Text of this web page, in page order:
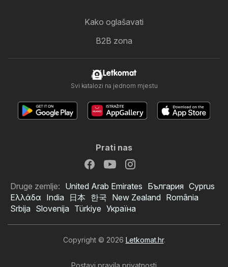
Kako oglašavati
B2B zona
Letkomat
Svi katalozi na jednom mjestu
Prati nas
Druge zemlje: United Arab Emirates България Cyprus
Ελλάδα India 日本 한국 New Zealand România
Srbija Slovenija Türkiye Україна
Copyright © 2026 Letkomat.hr.
Postavi pravila privatnosti